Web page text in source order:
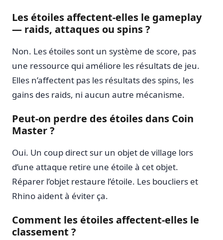
Les étoiles affectent-elles le gameplay
— raids, attaques ou spins ?
Non. Les étoiles sont un système de score, pas
une ressource qui améliore les résultats de jeu.
Elles n’affectent pas les résultats des spins, les
gains des raids, ni aucun autre mécanisme.
Peut-on perdre des étoiles dans Coin
Master ?
Oui. Un coup direct sur un objet de village lors
d’une attaque retire une étoile à cet objet.
Réparer l’objet restaure l’étoile. Les boucliers et
Rhino aident à éviter ça.
Comment les étoiles affectent-elles le
classement ?